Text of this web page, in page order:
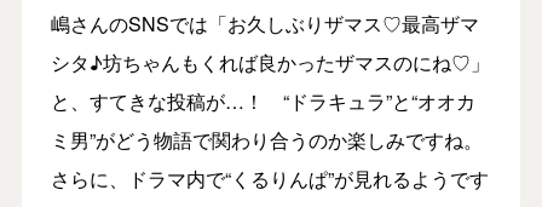
嶋さんのSNSでは「お久しぶりザマス♡最高ザマ
シタ♪坊ちゃんもくれば良かったザマスのにね♡」
と、すてきな投稿が…！ “ドラキュラ”と“オオカ
ミ男”がどう物語で関わり合うのか楽しみですね。
さらに、ドラマ内で“くるりんぱ”が見れるようです